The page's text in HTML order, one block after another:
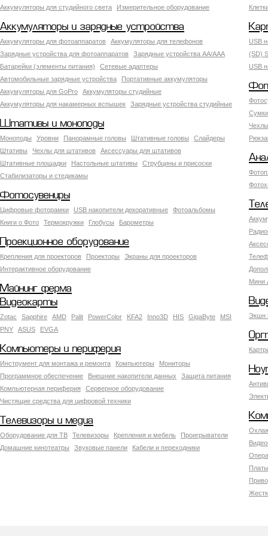
Аккумуляторы для студийного света
Измерительное оборудование
Аккумуляторы и зарядные устройства
Аккумуляторы для фотоаппаратов
Аккумуляторы для телефонов
Зарядные устройства для фотоаппаратов
Зарядные устройства AA/AAA
Батарейки (элементы питания)
Сетевые адаптеры
Автомобильные зарядные устройства
Портативные аккумуляторы
Аккумуляторы для GoPro
Аккумуляторы студийные
Аккумуляторы для накамерных вспышек
Зарядные устройства студийные
USB
(SD)
USB
Штативы и моноподы
Моноподы Уровни Панорамные головы Штативные головы
Слайдеры
Штативы
Чехлы для штативов
Аксессуары для штативов
Штативные площадки
Настольные штативы
Струбцины и присоски
Стабилизаторы и стедикамы
Фотосувениры
Цифровые фоторамки USB накопители декоративные
Фотоальбомы
Книги о Фото
Термокружки Глобусы Барометры
Мини
Проекционное оборудование
Крепления для проекторов Проекторы
Экраны для проекторов
Интерактивное оборудование
Майнинг ферма
Экшн
Видеокарты
Zotac Sapphire AMD Palit PowerColor KFA2 Inno3D HIS GigaByte
MSI
PNY
ASUS EVGA
Компьютеры и периферия
Инструмент для монтажа и ремонта Компьютеры
Мониторы
Программное обеспечение
Внешние накопители данных
Защита питания
Компьютерная периферия
Серверное оборудование
Чистящие средства для цифровой техники
Телевизоры и медиа
Оборудование для ТВ Телевизоры Крепления и мебель
Проигрыватели
Домашние кинотеатры
Звуковые панели Кабели и переходники